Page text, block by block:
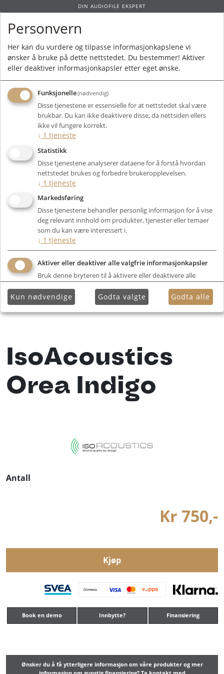
DIN AUDIOFILE EKSPERT
Forside / Produkter / Tilbehør Dempeføtter / IsoAcoustics Orea Indigo
IsoAcoustics
Orea Indigo
Antall
Kr 750,-
Kjøp
Book en demo Innbytte? Finansiering
Ønsker du å få ytterligere informasjon om våre produkter og mer
Personvern
Her kan du vurdere og tilpasse informasjonkapslene vi
ønsker å bruke på dette nettstedet. Du bestemmer! Aktiver
eller deaktiver informasjonkapsler etter eget ønske.
Funksjonelle(nødvendig)
Disse tjenestene er essensielle for at nettstedet skal være
brukbar. Du kan ikke deaktivere disse, da nettsiden ellers
ikke vil fungere korrekt.
↓ 1 tjeneste
Statistikk
Disse tjenestene analyserer dataene for å forstå hvordan
nettstedet brukes og forbedre brukeropplevelsen.
↓ 1 tjeneste
Markedsføring
Disse tjenestene behandler personlig informasjon for å vise
deg relevant innhold om produkter, tjenester eller temaer
som du kan være interessert i.
↓ 1 tjeneste
Aktiver eller deaktiver alle valgfrie informasjonkapsler
Bruk denne bryteren til å aktivere eller deaktivere alle
Kun nødvendige Godta valgte Godta alle